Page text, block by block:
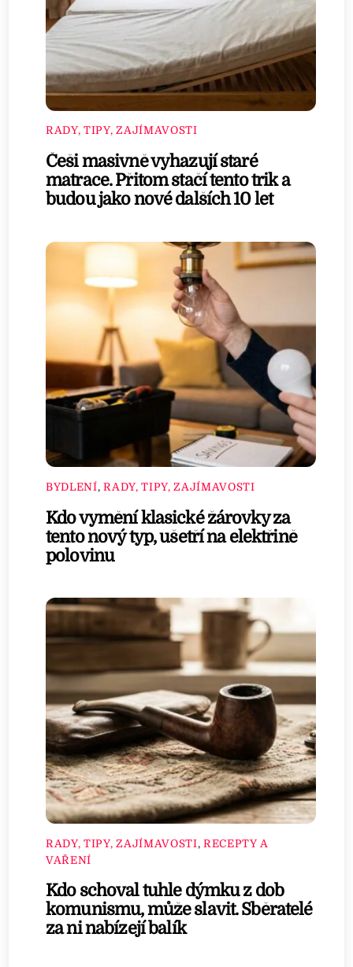
RADY, TIPY, ZAJÍMAVOSTI
Češi masivně vyhazují staré
matrace. Přitom stačí tento trik a
budou jako nové dalších 10 let
BYDLENÍ,RADY, TIPY, ZAJÍMAVOSTI
Kdo vymění klasické žárovky za
tento nový typ, ušetří na elektřině
polovinu
RADY, TIPY, ZAJÍMAVOSTI, RECEPTY A
VAŘENÍ
Kdo schoval tuhle dýmku z dob
komunismu, může slavit. Sběratelé
za ni nabízejí balík